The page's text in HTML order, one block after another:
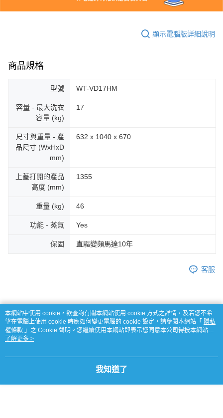
顯示電腦版詳細說明
商品規格
型號 WT-VD17HM
容量 - 最大洗衣
容量 (kg)
17
尺寸與重量 - 產
品尺寸 (WxHxD
mm)
632 x 1040 x 670
上蓋打開的產品
高度 (mm)
1355
重量 (kg) 46
功能 - 蒸氣 Yes
保固 直驅變頻馬達10年
客服
商品相關分類 (2)
LG 樂金 ．LG 洗衣機/乾衣機
評價
本網站中使用 cookie，欲查詢有關本網站使用 cookie 方式之詳情，及若您不希
望在電腦上使用 cookie 時應如何變更電腦的 cookie 設定，請參閱本網站「 隱私
權條款 」之 Cookie 聲明。您繼續使用本網站即表示您同意本公司得按本網站使
用條款之 Cookie 聲明使用 cookie。
了解更多 >
我知道了